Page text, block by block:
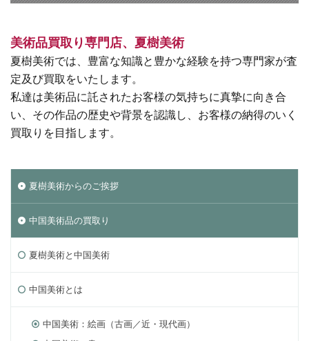
美術品買取り専門店、夏樹美術
夏樹美術では、豊富な知識と豊かな経験を持つ専門家が査
定及び買取をいたします。
私達は美術品に託されたお客様の気持ちに真摯に向き合
い、その作品の歴史や背景を認識し、お客様の納得のいく
買取りを目指します。
夏樹美術からのご挨拶
中国美術品の買取り
夏樹美術と中国美術
中国美術とは
中国美術：絵画（古画／近・現代画）